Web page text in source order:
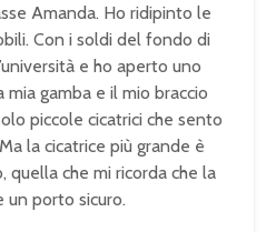
Amanda. Ho ridipinto le
Con i soldi del fondo di
e ho aperto uno
gamba e il mio braccio
piccole cicatrici che sento
la cicatrice più grande è
che mi ricorda che la
un porto sicuro.